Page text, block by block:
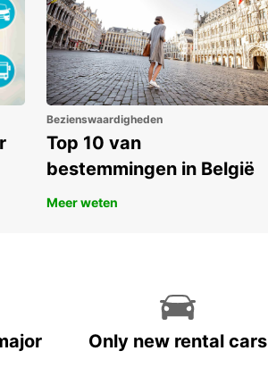
Bezienswaardigheden
Top 10 van
bestemmingen in België
Meer weten
Only new rental cars